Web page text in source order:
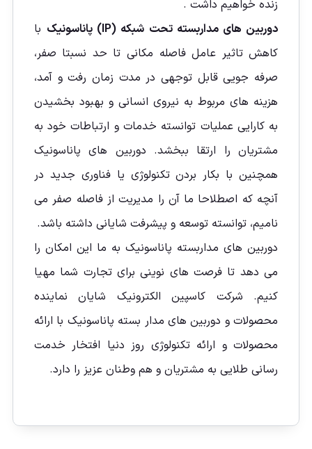
زنده خواهيم داشت .
دوربین های مداربسته تحت شبکه (IP) پاناسونیک
با
کاهش تاثیر عامل فاصله مکانی تا حد نسبتا صفر،
صرفه جویی قابل توجهی در مدت زمان رفت و آمد،
هزینه های مربوط به نیروی انسانی و بهبود بخشیدن
به کارایی عملیات توانسته خدمات و ارتباطات خود به
مشتریان را ارتقا ببخشد. دوربین های پاناسونیک
همچنین با بکار بردن تکنولوژی یا فناوری جدید در
آنچه که اصطلاحا ما آن را مدیریت از فاصله صفر می
نامیم، توانسته توسعه و پیشرفت شایانی داشته باشد.
دوربین های مداربسته پاناسونیک به ما این امکان را
می دهد تا فرصت های نوینی برای تجارت شما مهیا
کنیم. شرکت کاسپین الکترونیک شایان نماینده
محصولات و دوربین های مدار بسته پاناسونیک با ارائه
محصولات و ارائه تکنولوژی روز دنیا افتخار خدمت
رسانی طلایی به مشتریان و هم وطنان عزیز را دارد.